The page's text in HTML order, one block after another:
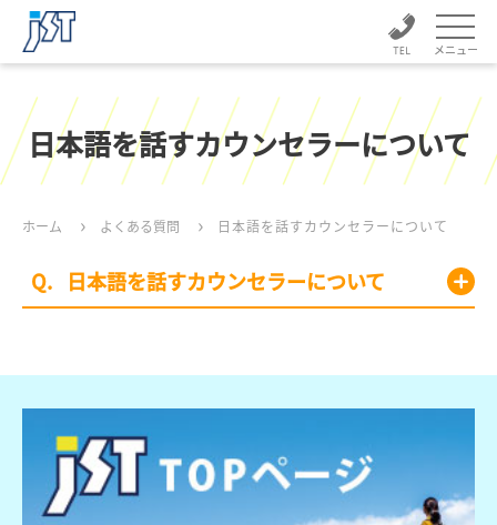
メニュー
日本語を話すカウンセラーについて
ホーム よくある質問 日本語を話すカウンセラーについて
日本語を話すカウンセラーについて